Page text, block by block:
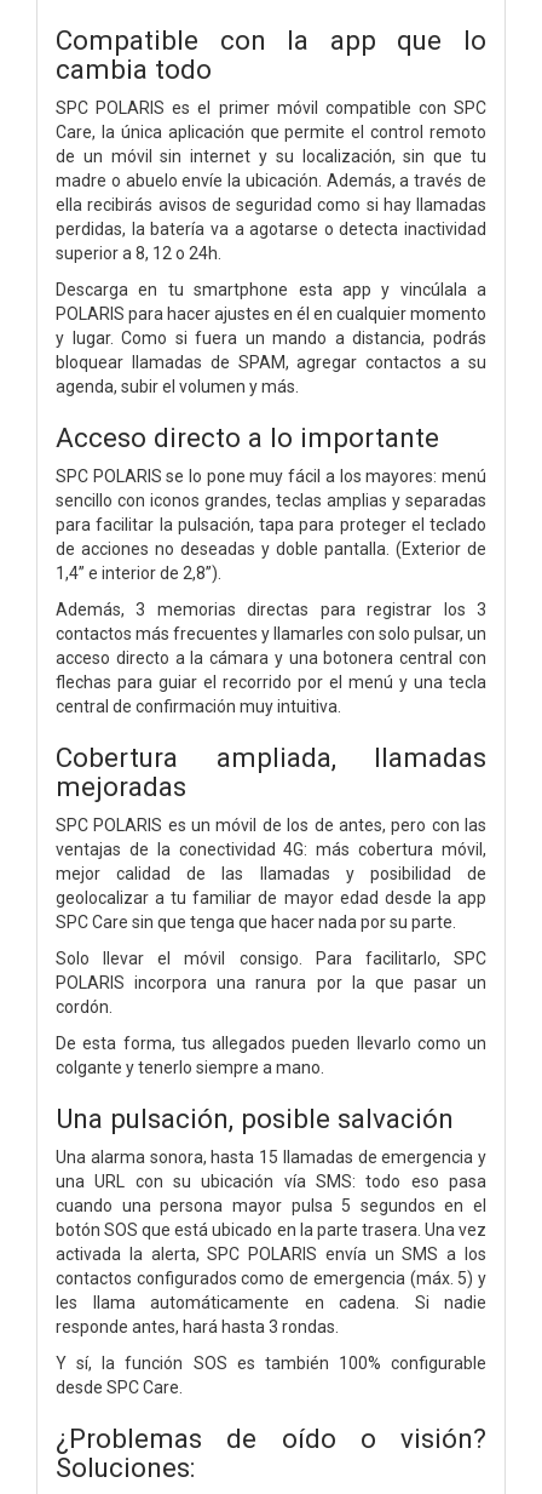
Compatible con la app que lo
cambia todo
SPC POLARIS es el primer móvil compatible con SPC
Care, la única aplicación que permite el control remoto
de un móvil sin internet y su localización, sin que tu
madre o abuelo envíe la ubicación. Además, a través de
ella recibirás avisos de seguridad como si hay llamadas
perdidas, la batería va a agotarse o detecta inactividad
superior a 8, 12 o 24h.
Descarga en tu smartphone esta app y vincúlala a
POLARIS para hacer ajustes en él en cualquier momento
y lugar. Como si fuera un mando a distancia, podrás
bloquear llamadas de SPAM, agregar contactos a su
agenda, subir el volumen y más.
Acceso directo a lo importante
SPC POLARIS se lo pone muy fácil a los mayores: menú
sencillo con iconos grandes, teclas amplias y separadas
para facilitar la pulsación, tapa para proteger el teclado
de acciones no deseadas y doble pantalla. (Exterior de
1,4” e interior de 2,8”).
Además, 3 memorias directas para registrar los 3
contactos más frecuentes y llamarles con solo pulsar, un
acceso directo a la cámara y una botonera central con
flechas para guiar el recorrido por el menú y una tecla
central de confirmación muy intuitiva.
Cobertura ampliada, llamadas
mejoradas
SPC POLARIS es un móvil de los de antes, pero con las
ventajas de la conectividad 4G: más cobertura móvil,
mejor calidad de las llamadas y posibilidad de
geolocalizar a tu familiar de mayor edad desde la app
SPC Care sin que tenga que hacer nada por su parte.
Solo llevar el móvil consigo. Para facilitarlo, SPC
POLARIS incorpora una ranura por la que pasar un
cordón.
De esta forma, tus allegados pueden llevarlo como un
colgante y tenerlo siempre a mano.
Una pulsación, posible salvación
Una alarma sonora, hasta 15 llamadas de emergencia y
una URL con su ubicación vía SMS: todo eso pasa
cuando una persona mayor pulsa 5 segundos en el
botón SOS que está ubicado en la parte trasera. Una vez
activada la alerta, SPC POLARIS envía un SMS a los
contactos configurados como de emergencia (máx. 5) y
les llama automáticamente en cadena. Si nadie
responde antes, hará hasta 3 rondas.
Y sí, la función SOS es también 100% configurable
desde SPC Care.
¿Problemas de oído o visión?
Soluciones: